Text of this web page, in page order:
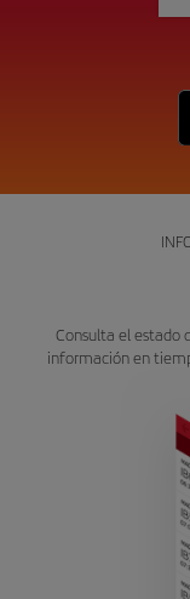
Consulta el estado
información en